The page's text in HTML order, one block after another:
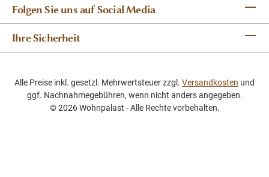
Folgen Sie uns auf Social Media
Ihre Sicherheit
Alle Preise inkl. gesetzl. Mehrwertsteuer zzgl. Versandkosten und
ggf. Nachnahmegebühren, wenn nicht anders angegeben.
© 2026 Wohnpalast - Alle Rechte vorbehalten.